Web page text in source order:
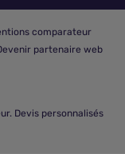
comparateur
partenaire web
Devis personnalisés